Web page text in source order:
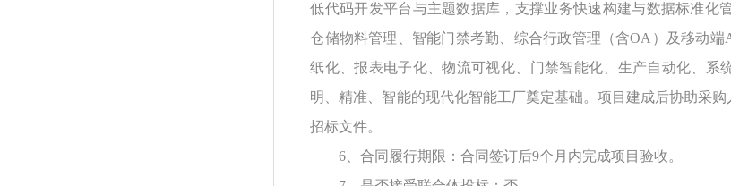
低代码开发平台与主题数据库，支撑业务快速构建与数据标准化
仓储物料管理、智能门禁考勤、综合行政管理（含OA）及移动
纸化、报表电子化、物流可视化、门禁智能化、生产自动化、系
明、精准、智能的现代化智能工厂奠定基础。项目建成后协助采
招标文件。
6、合同履行期限：合同签订后9个月内完成项目验收。